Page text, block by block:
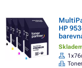
HP